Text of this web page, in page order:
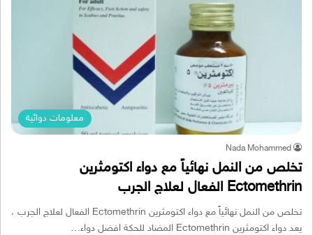
معلومات دوائية
Nada Mohammed
تخلص من النمل نهائياً مع دواء اكتومثرين
Ectomethrin الفعال لعلاج الجرب
تخلص من النمل نهائياً مع دواء اكتومثرين Ectomethrin الفعال لعلاج الجرب ،
يعد دواء اكتومثرين Ectomethrin المضاد للحكة افضل دواء…